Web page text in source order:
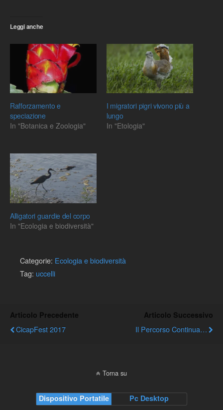
Leggi anche
Rafforzamento e
speciazione
In "Botanica e Zoologia"
I migratori pigri vivono più a
lungo
In "Etologia"
Alligatori guardie del corpo
In "Ecologia e biodiversità"
Categorie: Ecologia e biodiversità
Tag: uccelli
Articolo Precedente
CicapFest 2017
Articolo Successivo
Il Percorso Continua…
Torna su
Dispositivo Portatile Pc Desktop